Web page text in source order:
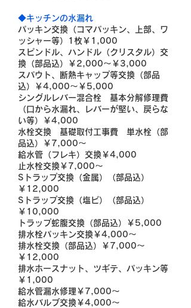
◆キッチンの水漏れ
パッキン交換（コマパッキン、上部、ワ
ッシャー等）1枚￥1,000
スピンドル、ハンドル（クリスタル）交
換（部品込）￥2,000～￥3,000
スパウト、断熱キャップ等交換（部品
込）￥4,000～￥5,000
シングルレバー混合栓 基本分解修理費
（口から水漏れ、レバーが堅い、戻らな
い等）￥4,000
水栓交換 基礎取付工事費 単水栓（部
品込）￥7,000～
給水管（フレキ）交換￥4,000
止水栓交換￥7,000～
Sトラップ交換（金属）（部品込）
￥12,000
Sトラップ交換（塩ビ）（部品込）
￥10,000
トラップ蛇腹交換（部品込）￥5,000
排水栓パッキン交換￥4,000～
排水栓交換（部品込）￥7,000～
￥12,000
排水ホースナット、ツギテ、パッキン等
￥1,000
給水管漏水修理￥7,000～
給水バルブ交換￥4,000～